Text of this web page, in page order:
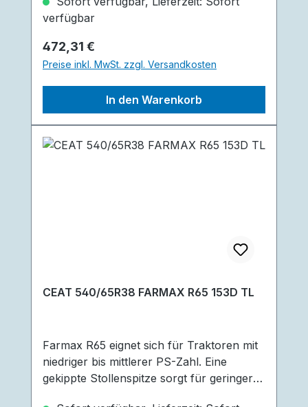
Reifen erzielen eine bessere Fahrbarkeit.
Für eine längere Lebensdauer sorgt die R1
außerdem durch seine überlegene
Zugkraft die er dem geringeren Winkel an
den Schultern verdankt. Geringere
Schäden an Boden und Pflanzen durch
Bodenverdichtung durch ein breites Profil
und größeres Innenvolumen sind weitere
verfügbar
Regulärer Preis:
472,31 €
Preise inkl. MwSt. zzgl. Versandkosten
In den Warenkorb
CEAT 540/65R38 FARMAX R65 153D TL
Farmax R65 eignet sich für Traktoren mit
niedriger bis mittlerer PS-Zahl. Eine
gekippte Stollenspitze sorgt für geringere